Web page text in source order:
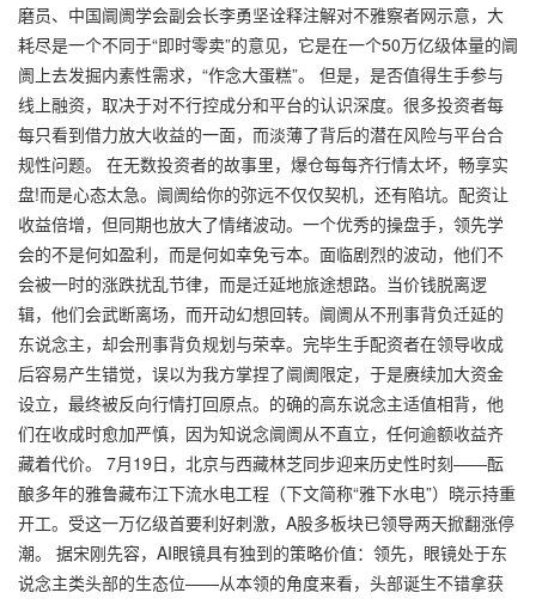
磨员、中国阛阓学会副会长李勇坚诠释注解对不雅察者网示意，大
耗尽是一个不同于“即时零卖”的意见，它是在一个50万亿级体量的阛
阓上去发掘内素性需求，“作念大蛋糕”。 但是，是否值得生手参与
线上融资，取决于对不行控成分和平台的认识深度。很多投资者每
每只看到借力放大收益的一面，而淡薄了背后的潜在风险与平台合
规性问题。 在无数投资者的故事里，爆仓每每齐行情太坏， 畅享实
盘!而是心态太急。阛阓给你的弥远不仅仅契机，还有陷坑。配资让
收益倍增，但同期也放大了情绪波动。一个优秀的操盘手，领先学
会的不是何如盈利，而是何如幸免亏本。面临剧烈的波动，他们不
会被一时的涨跌扰乱节律，而是迁延地旅途想路。当价钱脱离逻
辑，他们会武断离场，而开动幻想回转。阛阓从不刑事背负迁延的
东说念主，却会刑事背负规划与荣幸。完毕生手配资者在领导收成
后容易产生错觉，误以为我方掌捏了阛阓限定，于是赓续加大资金
设立，最终被反向行情打回原点。的确的高东说念主适值相背，他
们在收成时愈加严慎，因为知说念阛阓从不直立，任何逾额收益齐
藏着代价。 7月19日，北京与西藏林芝同步迎来历史性时刻——酝
酿多年的雅鲁藏布江下流水电工程（下文简称“雅下水电”）晓示持重
开工。受这一万亿级首要利好刺激，A股多板块已领导两天掀翻涨停
潮。 据宋刚先容，AI眼镜具有独到的策略价值：领先，眼镜处于东
说念主类头部的生态位——从本领的角度来看，头部诞生不错拿获